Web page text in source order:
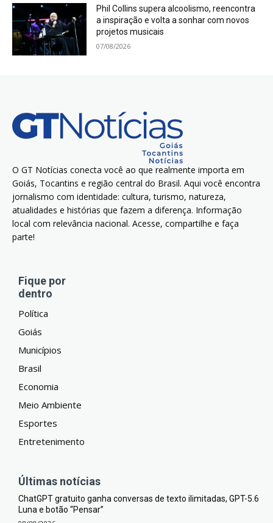
Phil Collins supera alcoolismo, reencontra
a inspiração e volta a sonhar com novos
projetos musicais
07/08/2026
O GT Notícias conecta você ao que realmente importa em
Goiás, Tocantins e região central do Brasil. Aqui você encontra
jornalismo com identidade: cultura, turismo, natureza,
atualidades e histórias que fazem a diferença. Informação
local com relevância nacional. Acesse, compartilhe e faça
parte!
Fique por
dentro
Política
Goiás
Municípios
Brasil
Economia
Meio Ambiente
Esportes
Entretenimento
Últimas notícias
ChatGPT gratuito ganha conversas de texto ilimitadas, GPT-5.6
Luna e botão “Pensar”